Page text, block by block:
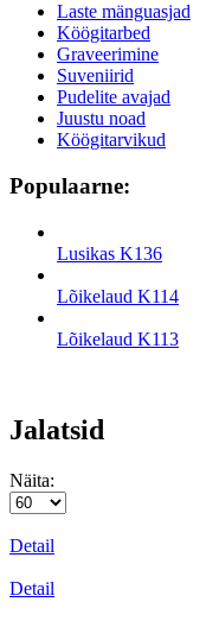
Laste mänguasjad
Köögitarbed
Graveerimine
Suveniirid
Pudelite avajad
Juustu noad
Köögitarvikud
Populaarne:
Lusikas K136
Lõikelaud K114
Lõikelaud K113
Jalatsid
Näita:
Detail
Detail